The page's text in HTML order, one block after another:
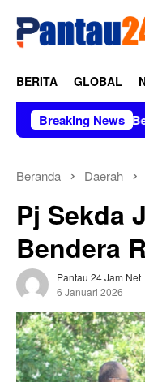
BERITA GLOBAL
Breaking News
Berkonflik; Prof.
Beranda Daerah
Pj Sekda
Bendera
Pantau 24 Jam Net
6 Januari 2026